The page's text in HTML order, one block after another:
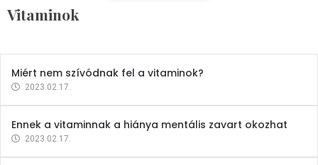
Vitaminok
2023.02.27.
Miért nem szívódnak fel a vitaminok?
2023.02.17.
Ennek a vitaminnak a hiánya mentális zavart okozhat
2023.02.17.